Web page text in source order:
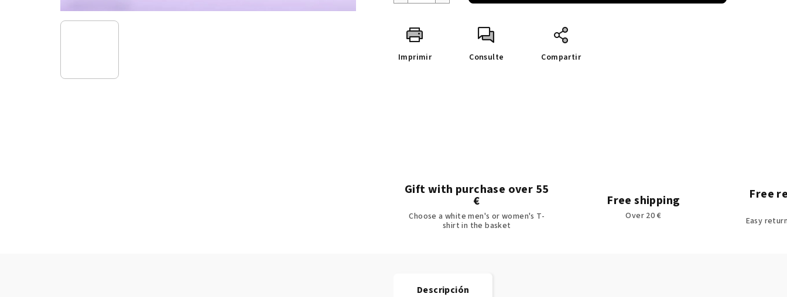
Imprimir Consulte Compartir
Gift with purchase over 55
€
Choose a white men's or women's T-
shirt in the basket
Free shipping
Over 20 €
Free
Easy
Descripción